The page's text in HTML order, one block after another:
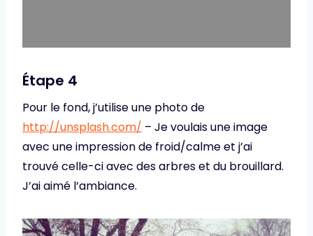
Étape 4
Pour le fond, j’utilise une photo de
http://unsplash.com/ – Je voulais une image
avec une impression de froid/calme et j’ai
trouvé celle-ci avec des arbres et du brouillard.
J’ai aimé l’ambiance.